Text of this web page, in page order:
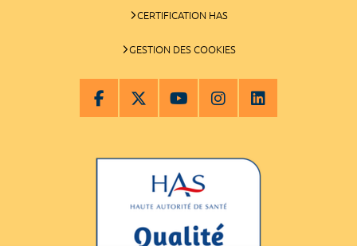
CERTIFICATION HAS
GESTION DES COOKIES